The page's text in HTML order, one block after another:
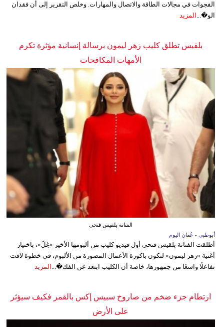
الفجوات في مجالات الطاقة والاتصال والمهارات. وخلص التقرير إلى أن فقدان
الو�... المزيد
بلقيس تطلق كليب زهر ليمون برسالة إنسانية مؤثرة تكرم
الأمهات المكافحات
الفنانة بلقيس فتحي
أبوظبي - عُمان اليوم
أطلقت الفنانة بلقيس فتحي أول فيديو كليب من ألبومها الأخير «غِلّ»، باختيار
أغنية «زهر ليمون» لتكون باكورة الأعمال المصورة من الألبوم، في خطوة لاقت
تفاعلًا واسعًا من جمهورها، خاصة أن الكليب ابتعد عن الفك�... المزيد
ارتطام جزء ضخم من صاروخ سبيس إكس بالقمر فكيف سيؤثر
على الأرض